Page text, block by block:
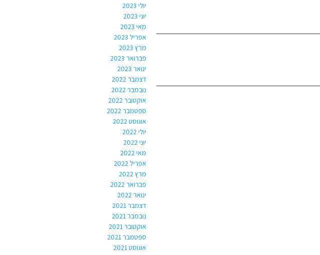
יולי 2023
יוני 2023
מאי 2023
אפריל 2023
מרץ 2023
פברואר 2023
ינואר 2023
דצמבר 2022
נובמבר 2022
אוקטובר 2022
ספטמבר 2022
אוגוסט 2022
יולי 2022
יוני 2022
מאי 2022
אפריל 2022
מרץ 2022
פברואר 2022
ינואר 2022
דצמבר 2021
נובמבר 2021
אוקטובר 2021
ספטמבר 2021
אוגוסט 2021